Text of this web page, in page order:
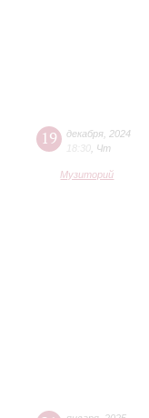
19 декабря 2024
18:30 Чт
Музиторий